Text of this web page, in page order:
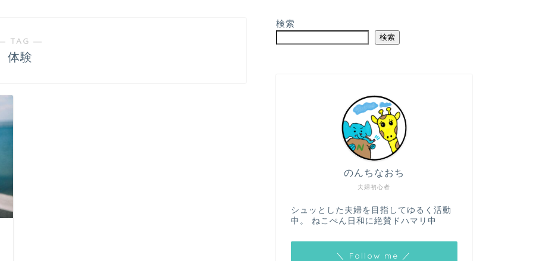
TAG ―
体験
検索
検索
夫婦初心者
のんちなおち
シュッとした夫婦を目指してゆるく活動
中。 ねこぺん日和に絶賛ドハマリ中
＼ Follow me ／